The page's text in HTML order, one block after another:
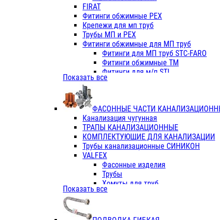
Фитинги ПП белые
Фитинги ПП белые
Фитинги ППс металл.белые
VALFEX
Трубы PE-RT
Трубы ПП водопровод белые
Трубы ПП водопровод серые
Трубы армированные
Трубы армированные
Фитинги с металл. серые
Фитинги ПП (серые)
Фитинги ПП белые
Краны
Фитинги ПП (белые)
Фитинги ПП с металлом белые
ПК КОНТУР
Краны полипропиленовые
Трубы полипропиленивые
FIRAT
Фитинги обжимные PEX
Крепежи для мп труб
Трубы МП и PEX
Фитинги обжимные для МП труб
Фитинги для МП труб STC-FARO
Фитинги обжимные ТМ
Фитинги для м/п STI
Фитинги для МП труб TITAN
TK
VALFEX
Показать все
ФАСОННЫЕ ЧАСТИ
Канализация чугунная
ТРАПЫ КАНАЛИЗАЦИОННЫЕ
КОМПЛЕКТУЮЩИЕ ДЛЯ КАНАЛИЗАЦИИ
Трубы канализационные СИНИКОН
VALFEX
Фасонные изделия
Трубы
Хомуты для труб
ПВХ (стройполимер)
Показать все